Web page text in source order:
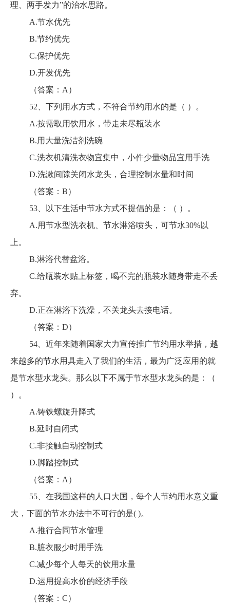
理、两手发力”的治水思路。
A.节水优先
B.节约优先
C.保护优先
D.开发优先
（答案：A）
52、下列用水方式，不符合节约用水的是（ ）。
A.按需取用饮用水，带走未尽瓶装水
B.用大量洗洁剂洗碗
C.洗衣机清洗衣物宜集中，小件少量物品宜用手洗
D.洗漱间隙关闭水龙头，合理控制水量和时间
（答案：B）
53、以下生活中节水方式不提倡的是：（ ）。
A.用节水型洗衣机、节水淋浴喷头，可节水30%以
上。
B.淋浴代替盆浴。
C.给瓶装水贴上标签，喝不完的瓶装水随身带走不丢
弃。
D.正在淋浴下洗澡，不关龙头去接电话。
（答案：D）
54、近年来随着国家大力宣传推广节约用水举措，越
来越多的节水用具走入了我们的生活，最为广泛应用的就
是节水型水龙头。那么以下不属于节水型水龙头的是：（
）。
A.铸铁螺旋升降式
B.延时自闭式
C.非接触自动控制式
D.脚踏控制式
（答案：A）
55、在我国这样的人口大国，每个人节约用水意义重
大，下面的节水办法中不可行的是( )。
A.推行合同节水管理
B.脏衣服少时用手洗
C.减少每个人每天的饮用水量
D.运用提高水价的经济手段
（答案：C）